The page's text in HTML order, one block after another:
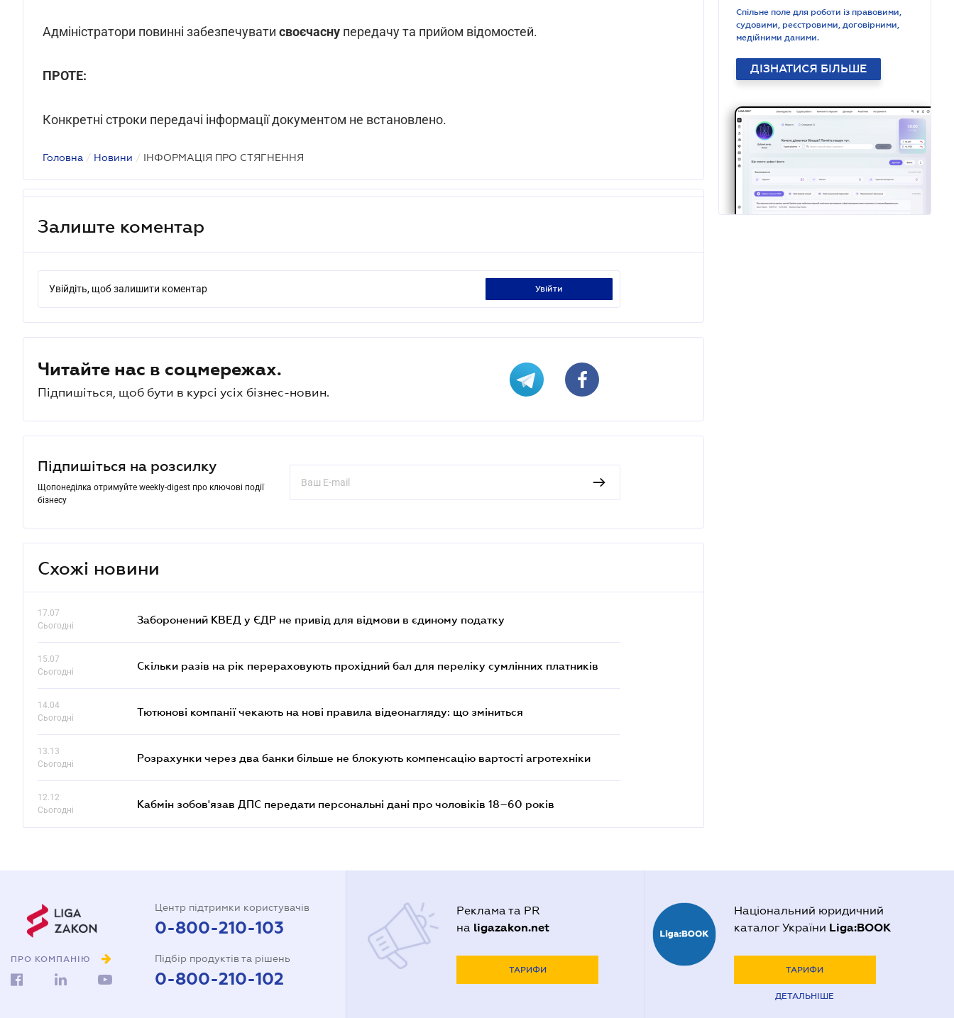
Адміністратори повинні забезпечувати своєчасну передачу та прийом відомостей.
ПРОТЕ:
Конкретні строки передачі інформації документом не встановлено.
Головна / Новини / ІНФОРМАЦІЯ ПРО СТЯГНЕННЯ
Залиште коментар
Увійдіть, щоб залишити коментар увійти
Читайте нас в соцмережах.
Підпишіться, щоб бути в курсі усіх бізнес-новин.
Підпишіться на розсилку
Щопонеділка отримуйте weekly-digest про ключові події
бізнесу
Схожі новини
17.07
Сьогодні
Заборонений КВЕД у ЄДР не привід для відмови в єдиному податку
15.07
Сьогодні
Скільки разів на рік перераховують прохідний бал для переліку сумлінних платників
14.04
Сьогодні
Тютюнові компанії чекають на нові правила відеонагляду: що зміниться
13.13
Сьогодні
Розрахунки через два банки більше не блокують компенсацію вартості агротехніки
12.12
Сьогодні
Кабмін зобов'язав ДПС передати персональні дані про чоловіків 18–60 років
Спільне поле для роботи із правовими,
судовими, реєстровими, договірними,
медійними даними.
ДІЗНАТИСЯ БІЛЬШЕ
ПРО КОМПАНІЮ
Центр підтримки користувачів
0-800-210-103
Підбір продуктів та рішень
0-800-210-102
Реклама та PR
на ligazakon.net
ТАРИФИ
Національний юридичний
каталог України Liga:BOOK
ТАРИФИ
ДЕТАЛЬНІШЕ